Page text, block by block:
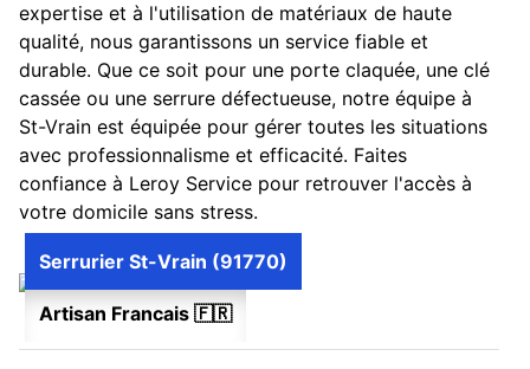
expertise et à l'utilisation de matériaux de haute
qualité, nous garantissons un service fiable et
durable. Que ce soit pour une porte claquée, une clé
cassée ou une serrure défectueuse, notre équipe à
St-Vrain est équipée pour gérer toutes les situations
avec professionnalisme et efficacité. Faites
confiance à Leroy Service pour retrouver l'accès à
votre domicile sans stress.
Artisan Francais 🇫🇷
Serrurier St-Vrain (91770)